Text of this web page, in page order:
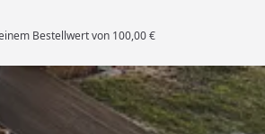
912x175 mm
137 km/h
Bestellwert von 100,00 €